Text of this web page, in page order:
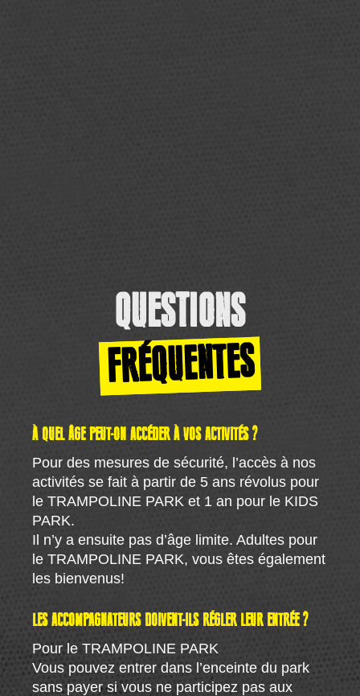
QUESTIONS
FRÉQUENTES
À QUEL ÂGE PEUT-ON ACCÉDER À VOS ACTIVITÉS ?
Pour des mesures de sécurité, l’accès à nos
activités se fait à partir de 5 ans révolus pour
le TRAMPOLINE PARK et 1 an pour le KIDS
PARK.
Il n’y a ensuite pas d’âge limite. Adultes pour
le TRAMPOLINE PARK, vous êtes également
les bienvenus!
LES ACCOMPAGNATEURS DOIVENT-ILS RÉGLER LEUR ENTRÉE ?
Pour le TRAMPOLINE PARK
Vous pouvez entrer dans l’enceinte du park
sans payer si vous ne participez pas aux